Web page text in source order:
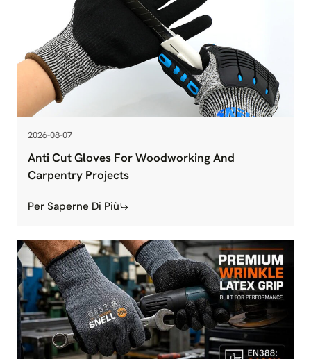
2026-08-07
Anti Cut Gloves For Woodworking And
Carpentry Projects
Per Saperne Di Più